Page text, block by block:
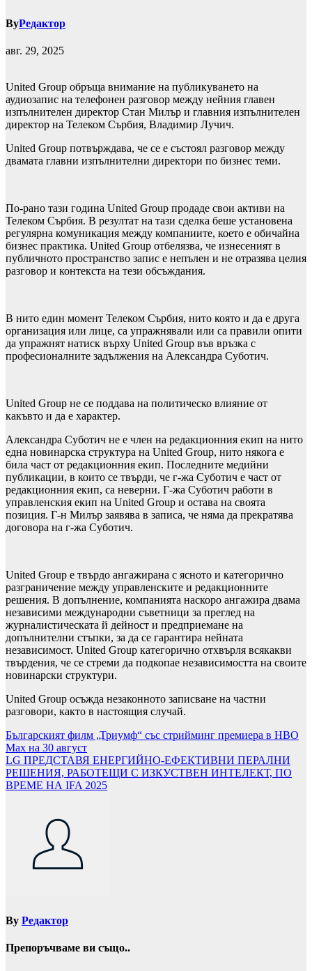
ByРедактор
авг. 29, 2025
United Group обръща внимание на публикуването на
аудиозапис на телефонен разговор между нейния главен
изпълнителен директор Стан Милър и главния изпълнителен
директор на Телеком Сърбия, Владимир Лучич.
United Group потвърждава, че се е състоял разговор между
двамата главни изпълнителни директори по бизнес теми.
По-рано тази година United Group продаде свои активи на
Телеком Сърбия. В резултат на тази сделка беше установена
регулярна комуникация между компаниите, което е обичайна
бизнес практика. United Group отбелязва, че изнесеният в
публичното пространство запис е непълен и не отразява целия
разговор и контекста на тези обсъждания.
В нито един момент Телеком Сърбия, нито която и да е друга
организация или лице, са упражнявали или са правили опити
да упражнят натиск върху United Group във връзка с
професионалните задължения на Александра Суботич.
United Group не се поддава на политическо влияние от
какъвто и да е характер.
Александра Суботич не е член на редакционния екип на нито
една новинарска структура на United Group, нито някога е
била част от редакционния екип. Последните медийни
публикации, в които се твърди, че г-жа Суботич е част от
редакционния екип, са неверни. Г-жа Суботич работи в
управленския екип на United Group и остава на своята
позиция. Г-н Милър заявява в записа, че няма да прекратява
договора на г-жа Суботич.
United Group е твърдо ангажирана с ясното и категорично
разграничение между управленските и редакционните
решения. В допълнение, компанията наскоро ангажира двама
независими международни съветници за преглед на
журналистическата й дейност и предприемане на
допълнителни стъпки, за да се гарантира нейната
независимост. United Group категорично отхвърля всякакви
твърдения, че се стреми да подкопае независимостта на своите
новинарски структури.
United Group осъжда незаконното записване на частни
разговори, както в настоящия случай.
Навигация
Българският филм „Триумф“ със стрийминг премиера в HBO
Max на 30 август
LG ПРЕДСТАВЯ ЕНЕРГИЙНО-ЕФЕКТИВНИ ПЕРАЛНИ
РЕШЕНИЯ, РАБОТЕЩИ С ИЗКУСТВЕН ИНТЕЛЕКТ, ПО
ВРЕМЕ НА IFA 2025
By Редактор
Препоръчваме ви също..